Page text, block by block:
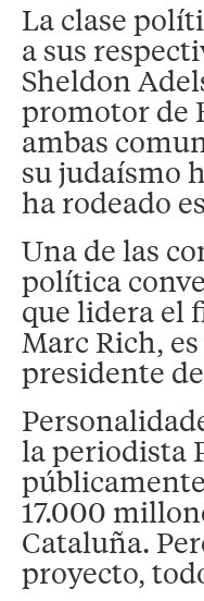
La clase
a sus
Sheldon
promotor de
ambas
su judaísmo
ha rodeado
Una de las
política
que lidera el
Marc Rich,
presidente
la periodista
17.000
Cataluña.
proyecto,